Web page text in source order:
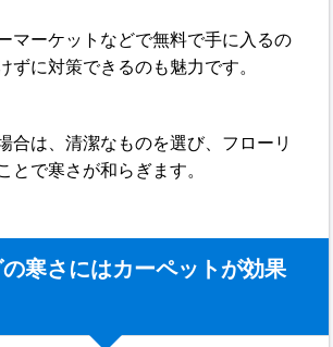
マーケットなどで無料で手に入るの
ずに対策できるのも魅力です。
合は、清潔なものを選び、フローリ
とで寒さが和らぎます。
寒さにはカーペットが効果